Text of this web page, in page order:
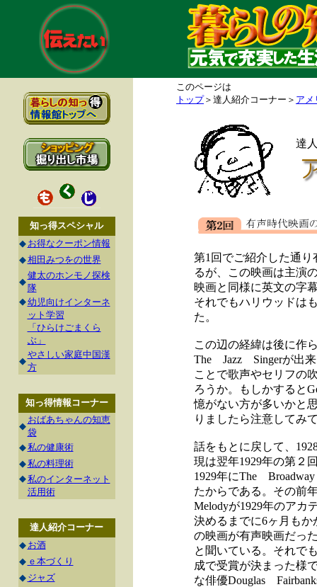
知っ得スペシャル
◆ お得なクーポン情報
◆相田みつをの世界
◆
健太のホンモノ探検
隊
◆幼児向けインターネ
ット学習
「ひらけごまくら
ぶ」
◆
やさしい家庭中国漢
方
知っ得情報コーナー
◆
おばあちゃんの知恵
袋
◆私の健康術
◆私の料理術
◆私のインターネット
活用術
達人紹介コーナー
◆ お酒
◆ ｅ本づくり
◆ ジャズ
このページは
トップ＞達人紹介コーナー＞ アメ
達
第1回でご紹介した通
るが、この映画は主演
映画と同様に英文の字
それでもハリウッドは
た。
この辺の経緯は後に作
The Jazz Singerが出来
ことで歌声やセリフの
ろうか。もしかすると
憶がない方が多いかと
りましたら注意してみ
話をもとに戻して、
現は翌年1929年の第２
1929年にThe
たからである。その
Melodyが1929年のアカ
決めるまでに6ヶ月も
の映画が有声映画だっ
と聞いている。それで
成で受賞が決まった様
な俳優Douglas